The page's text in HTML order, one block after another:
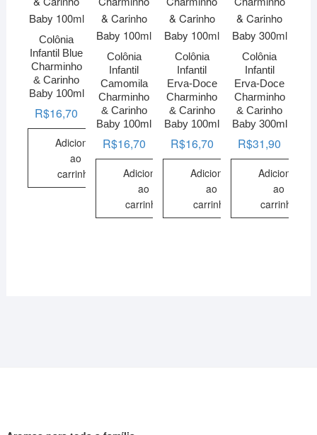
Colônia
Infantil Blue
Charminho
& Carinho
Baby 100ml
R$16,70
Adicionar
ao
carrinho
Colônia
Infantil
Camomila
Charminho
& Carinho
Baby 100ml
R$16,70
Adicionar
ao
carrinho
Colônia
Infantil
Erva-Doce
Charminho
& Carinho
Baby 100ml
R$16,70
Adicionar
ao
carrinho
Colônia
Infantil
Erva-Doce
Charminho
& Carinho
Baby 300ml
R$31,90
Adicionar
ao
carrinho